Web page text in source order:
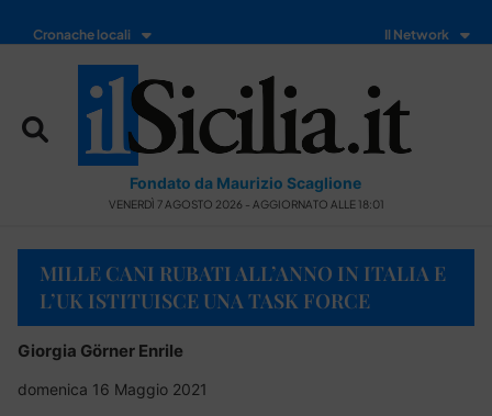
Cronache locali Il Network
Fondato da Maurizio Scaglione
VENERDÌ 7 AGOSTO 2026 - AGGIORNATO ALLE 18:01
MILLE CANI RUBATI ALL’ANNO IN ITALIA E
L’UK ISTITUISCE UNA TASK FORCE
Giorgia Görner Enrile
domenica 16 Maggio 2021